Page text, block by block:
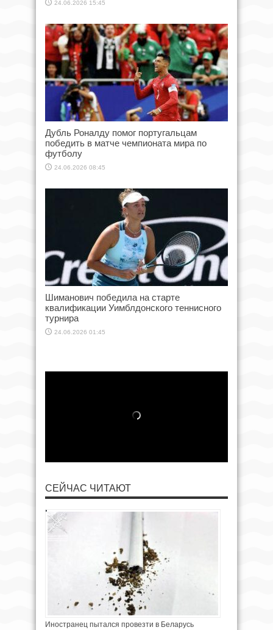
24.06.2026 15:45
Дубль Роналду помог португальцам
победить в матче чемпионата мира по
футболу
24.06.2026 08:45
Шиманович победила на старте
квалификации Уимблдонского теннисного
турнира
24.06.2026 01:45
СЕЙЧАС ЧИТАЮТ
Иностранец пытался провезти в Беларусь